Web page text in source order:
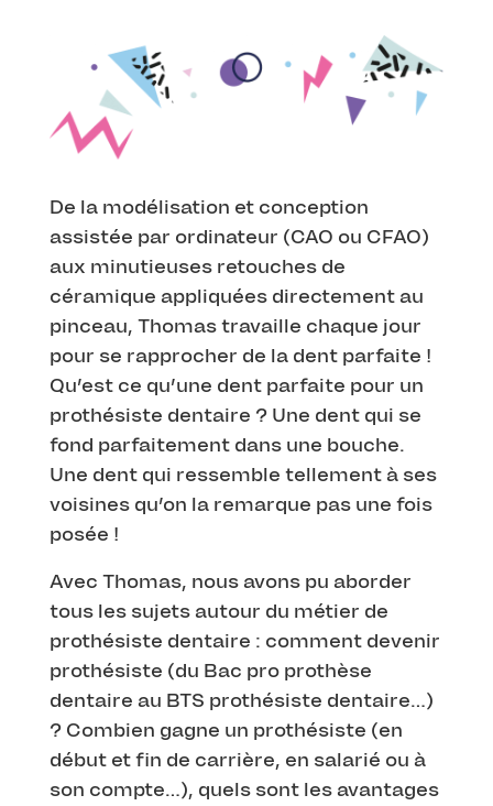
De la modélisation et conception
assistée par ordinateur (CAO ou CFAO)
aux minutieuses retouches de
céramique appliquées directement au
pinceau, Thomas travaille chaque jour
pour se rapprocher de la dent parfaite !
Qu’est ce qu’une dent parfaite pour un
prothésiste dentaire ? Une dent qui se
fond parfaitement dans une bouche.
Une dent qui ressemble tellement à ses
voisines qu’on la remarque pas une fois
posée !
Avec Thomas, nous avons pu aborder
tous les sujets autour du métier de
prothésiste dentaire : comment devenir
prothésiste (du Bac pro prothèse
dentaire au BTS prothésiste dentaire…)
? Combien gagne un prothésiste (en
début et fin de carrière, en salarié ou à
son compte…), quels sont les avantages